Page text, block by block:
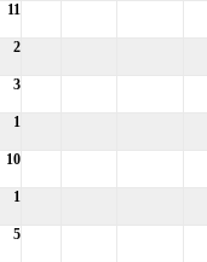
11
2
3
1
10
1
5